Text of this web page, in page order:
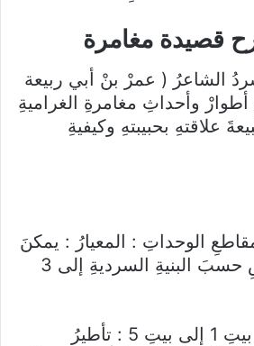
قصيدة مغامرة
الشاعرُ ( عمرْ بنْ أبي ربيعة
وأحداثِ مغامرةِ الغراميةِ
علاقتهِ بحبيبتهِ وكيفيةِ
الوحداتِ : المعيارُ : يمكنَ
أنْ نقسمَ هذا النصِ حسبَ البنيةِ السرديةِ إلى 3
وضعِ البدايةِ : منْ بيتِ 1 إلى بيتِ 5 : تأطيرُ